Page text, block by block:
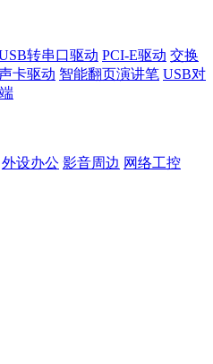
转串口驱动 PCI-E驱动 交换
卡驱动 智能翻页演讲笔 USB对
外设办公 影音周边 网络工控